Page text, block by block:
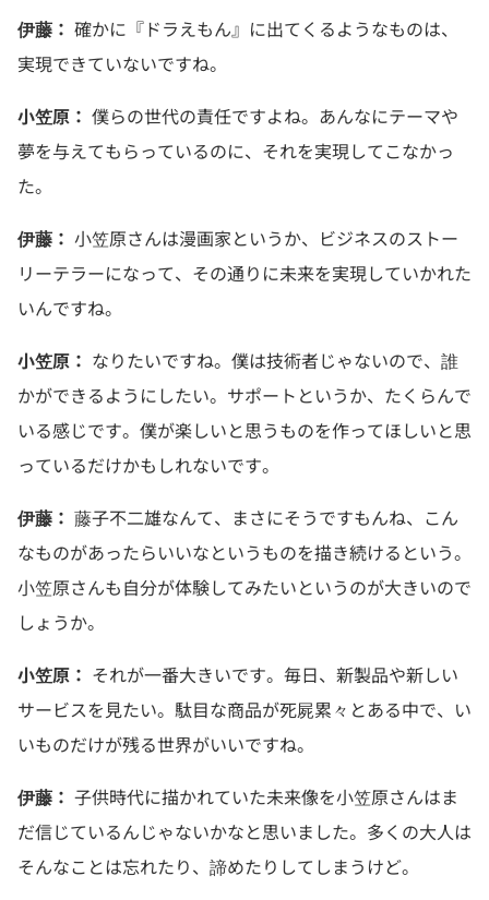
伊藤： 確かに『ドラえもん』に出てくるようなものは、
実現できていないですね。
小笠原： 僕らの世代の責任ですよね。あんなにテーマや
夢を与えてもらっているのに、それを実現してこなかっ
た。
伊藤： 小笠原さんは漫画家というか、ビジネスのストー
リーテラーになって、その通りに未来を実現していかれた
いんですね。
小笠原： なりたいですね。僕は技術者じゃないので、誰
かができるようにしたい。サポートというか、たくらんで
いる感じです。僕が楽しいと思うものを作ってほしいと思
っているだけかもしれないです。
伊藤： 藤子不二雄なんて、まさにそうですもんね、こん
なものがあったらいいなというものを描き続けるという。
小笠原さんも自分が体験してみたいというのが大きいので
しょうか。
小笠原： それが一番大きいです。毎日、新製品や新しい
サービスを見たい。駄目な商品が死屍累々とある中で、い
いものだけが残る世界がいいですね。
伊藤： 子供時代に描かれていた未来像を小笠原さんはま
だ信じているんじゃないかなと思いました。多くの大人は
そんなことは忘れたり、諦めたりしてしまうけど。